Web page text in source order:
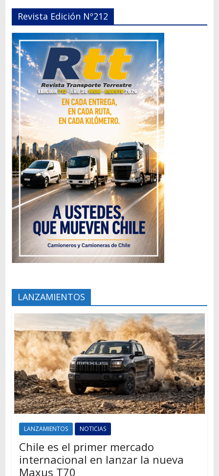
Revista Edición Nº212
LANZAMIENTOS
LANZAMIENTOS NOTICIAS
Chile es el primer mercado
internacional en lanzar la nueva
Maxus T70